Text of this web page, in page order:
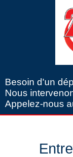
Besoin d'un
Nous
Appelez-nous